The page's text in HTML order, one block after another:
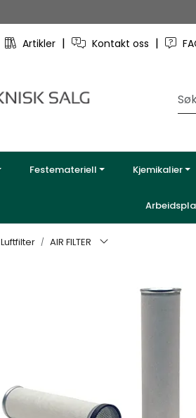
Artikler | Kontakt oss |
Festemateriell Kjemikalier
Luftfilter AIR FILTER